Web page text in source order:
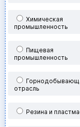
Химическая
промышленность
Пищевая
промышленность
отрасль
Резина и